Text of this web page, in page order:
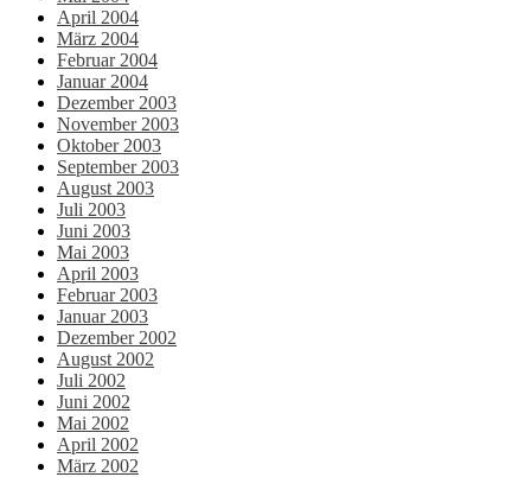
April 2004
März 2004
Februar 2004
Januar 2004
Dezember 2003
November 2003
Oktober 2003
September 2003
August 2003
Juli 2003
Juni 2003
Mai 2003
April 2003
Februar 2003
Januar 2003
Dezember 2002
August 2002
Juli 2002
Juni 2002
Mai 2002
April 2002
März 2002